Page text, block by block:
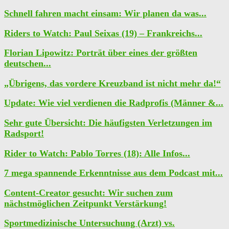
Schnell fahren macht einsam: Wir planen da was...
Riders to Watch: Paul Seixas (19) – Frankreichs...
Florian Lipowitz: Porträt über eines der größten
deutschen...
„Übrigens, das vordere Kreuzband ist nicht mehr da!“
Update: Wie viel verdienen die Radprofis (Männer &...
Sehr gute Übersicht: Die häufigsten Verletzungen im
Radsport!
Rider to Watch: Pablo Torres (18): Alle Infos...
7 mega spannende Erkenntnisse aus dem Podcast mit...
Content-Creator gesucht: Wir suchen zum
nächstmöglichen Zeitpunkt Verstärkung!
Sportmedizinische Untersuchung (Arzt) vs.